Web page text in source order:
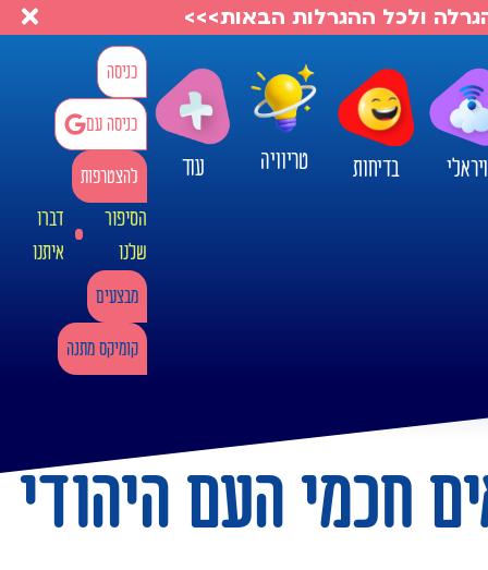
ולכל ההגרלות הבאות>>>
ויראלי בדיחות טריוויה עוד
כניסה
כניסה עם
להצטרפות
הסיפור
שלנו
דברו
איתנו
מבצעים
קומיקס מתנה
חכמי העם היהודי